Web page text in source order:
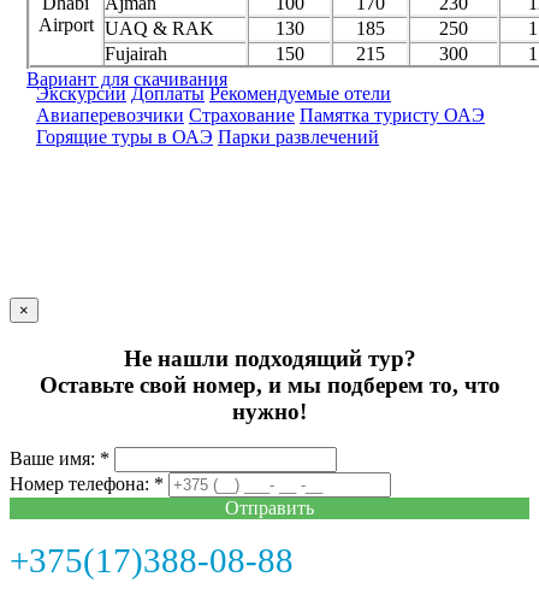
Airport UAQ & RAK
130 185 250
Fujairah
150 215 300
Вариант для скачивания
Экскурсии Доплаты Рекомендуемые отели
Авиаперевозчики Страхование Памятка туристу ОАЭ
Горящие туры в ОАЭ Парки развлечений
×
Не нашли подходящий тур?
Оставьте свой номер, и мы подберем то, что
нужно!
Ваше имя: *
Номер телефона: *
Отправить
+375(17)388-08-88